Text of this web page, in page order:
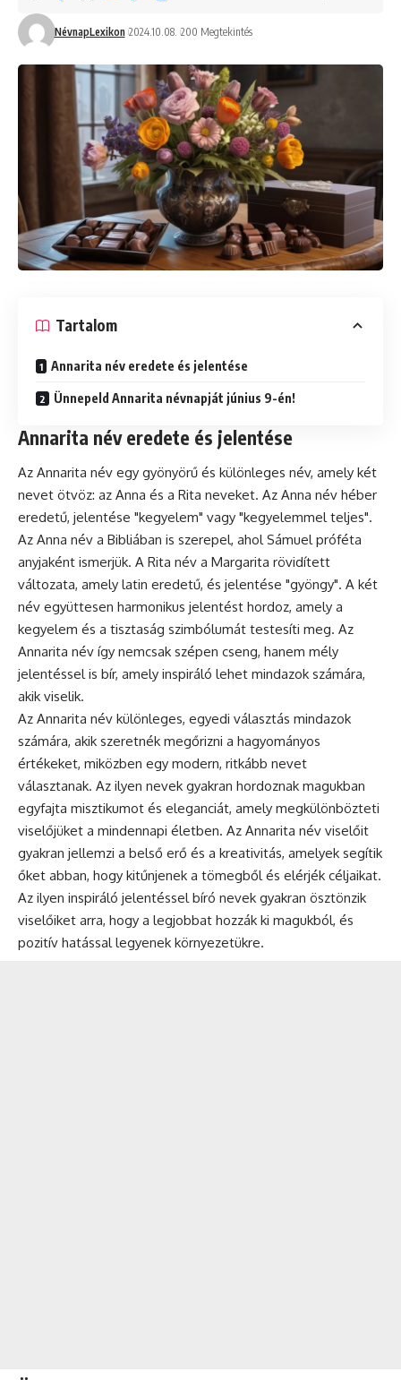
NévnapLexikon 2024.10.08. 200 Megtekintés
Tartalom
Annarita név eredete és jelentése
Ünnepeld Annarita névnapját június 9-én!
Annarita név eredete és jelentése
Az Annarita név egy gyönyörű és különleges név, amely két
nevet ötvöz: az Anna és a Rita neveket. Az Anna név héber
eredetű, jelentése "kegyelem" vagy "kegyelemmel teljes".
Az Anna név a Bibliában is szerepel, ahol Sámuel próféta
anyjaként ismerjük. A Rita név a Margarita rövidített
változata, amely latin eredetű, és jelentése "gyöngy". A két
név együttesen harmonikus jelentést hordoz, amely a
kegyelem és a tisztaság szimbólumát testesíti meg. Az
Annarita név így nemcsak szépen cseng, hanem mély
jelentéssel is bír, amely inspiráló lehet mindazok számára,
akik viselik.
Az Annarita név különleges, egyedi választás mindazok
számára, akik szeretnék megőrizni a hagyományos
értékeket, miközben egy modern, ritkább nevet
választanak. Az ilyen nevek gyakran hordoznak magukban
egyfajta misztikumot és eleganciát, amely megkülönbözteti
viselőjüket a mindennapi életben. Az Annarita név viselőit
gyakran jellemzi a belső erő és a kreativitás, amelyek segítik
őket abban, hogy kitűnjenek a tömegből és elérjék céljaikat.
Az ilyen inspiráló jelentéssel bíró nevek gyakran ösztönzik
viselőiket arra, hogy a legjobbat hozzák ki magukból, és
pozitív hatással legyenek környezetükre.